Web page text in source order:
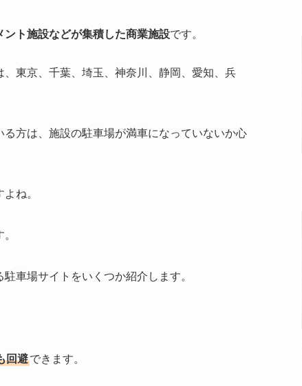
ト施設などが集積した商業施設です。
東京、千葉、埼玉、神奈川、静岡、愛知、兵
る方は、施設の駐車場が満車になっていないか心
ね。
車場サイトをいくつか紹介します。
回避できます。